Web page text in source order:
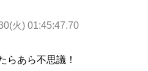
火) 01:45:47.70
らあら不思議！